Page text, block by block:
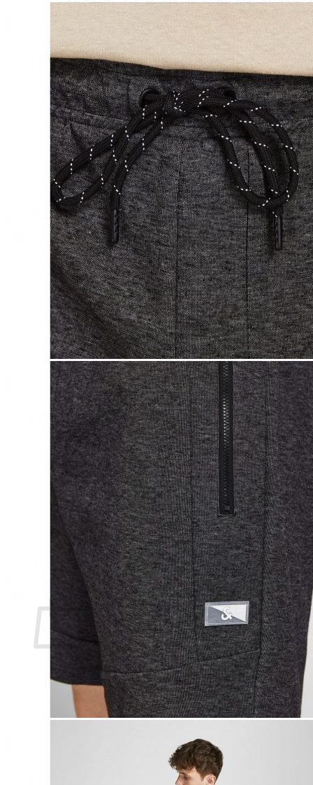
Naisten talvitakit
Lasten paidat
Lasten paidat
Lasten kauluspaidat
Lasten trikoopaidat
Lasten colleget ja hupparit
Lasten neuleet
Lasten mekot ja hameet
Mekot ja hameet
Lasten puvut,bleiserit,liivit
Liivit
Lasten housut
Lasten housut
Lasten trikoo-ja collegehousut
Lasten farkut
Lasten shortsit
Lasten juhlahousut
Yöasut ja kylpytakit
Lasten yöpaidat
Lasten pyjamat
Kylpytakit
Lasten asusteet
Vyöt, käsineet,pipot, ym
Sukat, sukkahousut, ym
Lasten ulkoilu
Lasten takit
Ulkoilupuvut, housut ja haalarit
Kirjaudu
Ostoskori on tyhjä.
Takaisin kauppaan
Etsi:
Ostoskori on tyhjä.
Takaisin kauppaan